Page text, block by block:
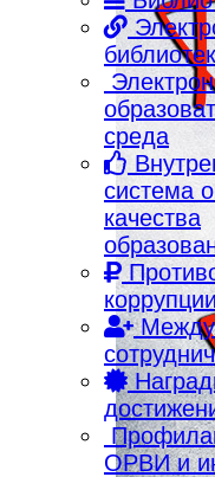
среда
система
качества
ОРВИ и